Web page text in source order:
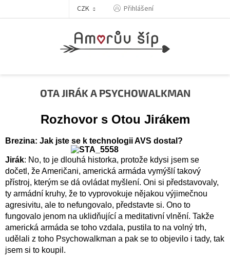
CZK Přihlášení
OTA JIRÁK A PSYCHOWALKMAN
Rozhovor s Otou Jirákem
Brezina: Jak jste se k technologii AVS dostal?
Jirák: No, to je dlouhá historka, protože kdysi jsem se
dočetl, že Američani, americká armáda vymýšlí takový
přístroj, kterým se dá ovládat myšlení. Oni si představovaly,
ty armádní kruhy, že to vyprovokuje nějakou výjimečnou
agresivitu, ale to nefungovalo, představte si. Ono to
fungovalo jenom na uklidňující a meditativní vlnění. Takže
americká armáda se toho vzdala, pustila to na volný trh,
udělali z toho Psychowalkman a pak se to objevilo i tady, tak
jsem si to koupil.